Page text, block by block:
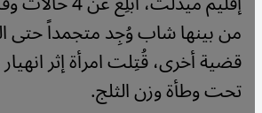
من بينها شاب وُجِد متجمداً حتى
قضية أخرى، قُتِلت امرأة إثر
تحت وطأة وزن الثلج.